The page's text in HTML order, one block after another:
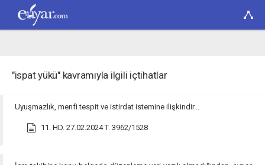
"ispat yükü" kavramıyla ilgili içtihatlar
Uyuşmazlık, menfi tespit ve istirdat istemine ilişkindir...
11. HD. 27.02.2024 T. 3962/1528